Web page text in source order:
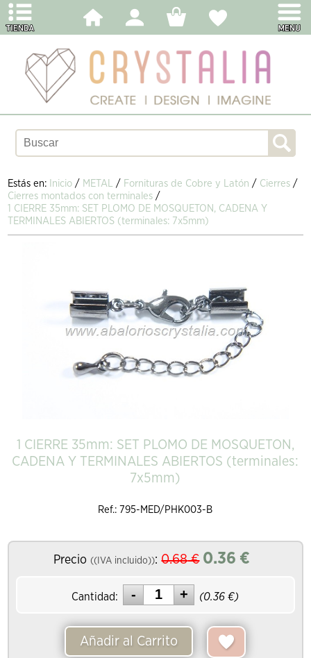
Estás en: Inicio / METAL / Fornituras de Cobre y Latón / Cierres /
Cierres montados con terminales /
1 CIERRE 35mm: SET PLOMO DE MOSQUETON, CADENA Y
TERMINALES ABIERTOS (terminales: 7x5mm)
1 CIERRE 35mm: SET PLOMO DE MOSQUETON,
CADENA Y TERMINALES ABIERTOS (terminales:
7x5mm)
Ref.: 795-MED/PHK003-B
Precio((IVA incluido)): 0.68€ 0.36 €
Cantidad: (0.36 €)
Añadir al Carrito